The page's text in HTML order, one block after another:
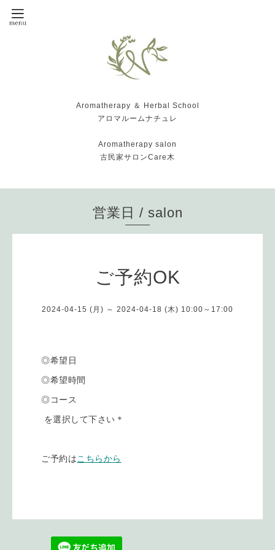
Aromatherapy ＆ Herbal School
アロマルームナチュレ
Aromatherapy salon
古民家サロンCare木
営業日 / salon
ご予約OK
2024-04-15 (月) ～ 2024-04-18 (木) 10:00～17:00
◎希望日
◎希望時間
◎コース
を選択して下さい＊
ご予約はこちらから